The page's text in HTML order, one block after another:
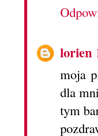
lorien
moja
dla
tym